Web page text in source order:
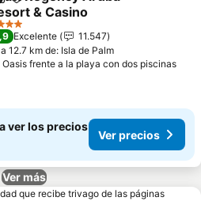
Añadir a favoritos
& Casino
Excelente
11.547
a 12.7 km de: Isla de Palm
Oasis frente a la playa con dos piscinas
ver los precios
Ver precios
Ver más
que recibe trivago de las páginas